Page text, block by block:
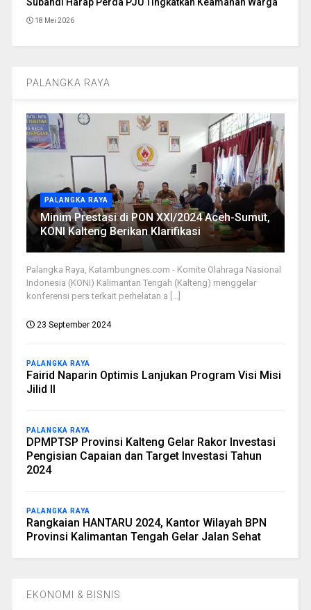
18 Mei 2026
PALANGKA RAYA
PALANGKA RAYA
Minim Prestasi di PON XXI/2024 Aceh-Sumut,
KONI Kalteng Berikan Klarifikasi
Palangka Raya, Katambungnes.com - Komite Olahraga Nasional
Indonesia (KONI) Kalimantan Tengah (Kalteng) menggelar
konferensi pers terkait perhelatan a [...]
23 September 2024
PALANGKA RAYA
Fairid Naparin Optimis Lanjukan Program Visi Misi
Jilid II
PALANGKA RAYA
DPMPTSP Provinsi Kalteng Gelar Rakor Investasi
Pengisian Capaian dan Target Investasi Tahun
2024
PALANGKA RAYA
Rangkaian HANTARU 2024, Kantor Wilayah BPN
Provinsi Kalimantan Tengah Gelar Jalan Sehat
EKONOMI & BISNIS